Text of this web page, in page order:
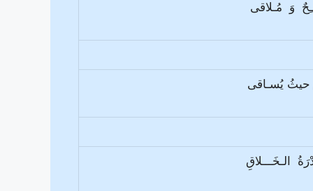
وَ مُـلاقى
حيثُ يُسـاقى
الـخَـــلاقِ